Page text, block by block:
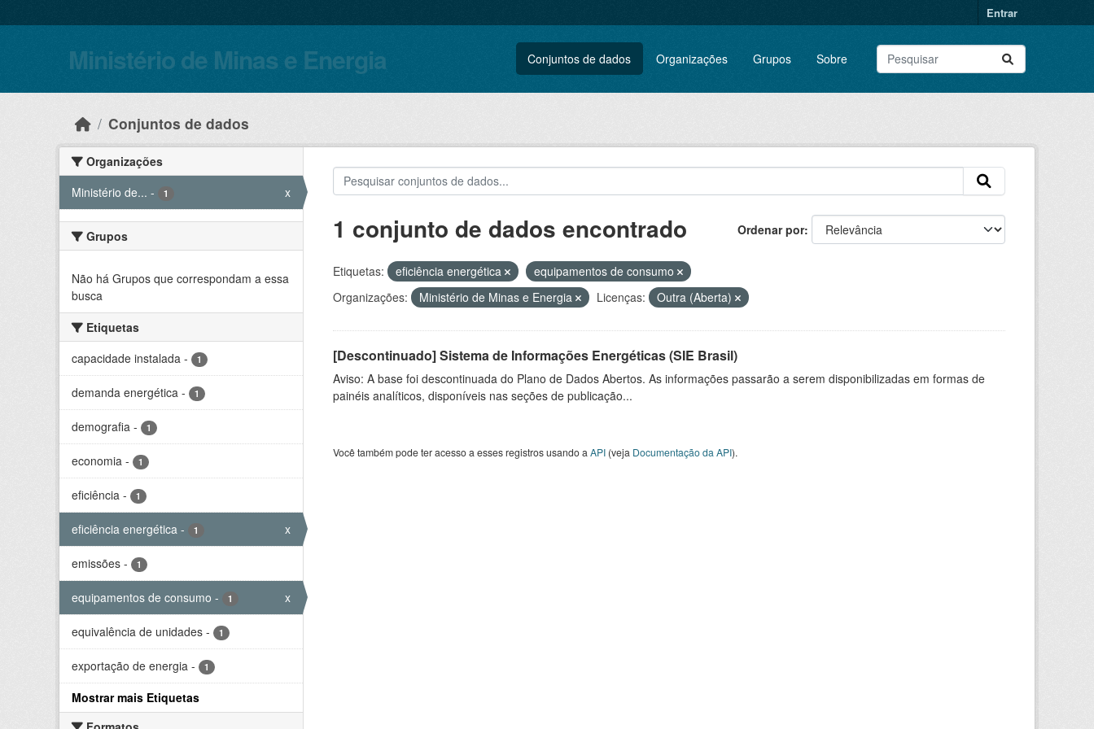
Entrar
Ministério de Minas e Energia Conjuntos de dados Organizações Grupos Sobre
Conjuntos de dados
Organizações
Ministério de... - 1 x
Grupos
Não há Grupos que correspondam a essa
busca
Etiquetas
capacidade instalada - 1
demanda energética - 1
demografia - 1
economia - 1
eficiência - 1
eficiência energética - 1 x
emissões - 1
equipamentos de consumo - 1 x
equivalência de unidades - 1
exportação de energia - 1
Mostrar mais Etiquetas
Ordenar por
1 conjunto de dados encontrado
Etiquetas: eficiência energética
equipamentos de consumo
Organizações:
Ministério de Minas e Energia Licenças: Outra (Aberta)
[Descontinuado] Sistema de Informações Energéticas (SIE Brasil)
Aviso: A base foi descontinuada do Plano de Dados Abertos. As informações passarão a serem disponibilizadas em formas de
painéis analíticos, disponíveis nas seções de publicação...
Você também pode ter acesso a esses registros usando a API(veja Documentação da API).